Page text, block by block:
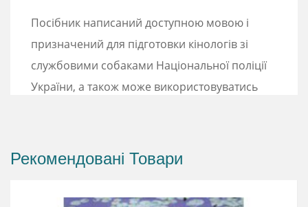
Посібник написаний доступною мовою і
призначений для підготовки кінологів зі
службовими собаками Національної поліції
України, а також може використовуватись
цікавлять питання дресирування, гігієни та
годівлі службових собак.
Рекомендовані Товари